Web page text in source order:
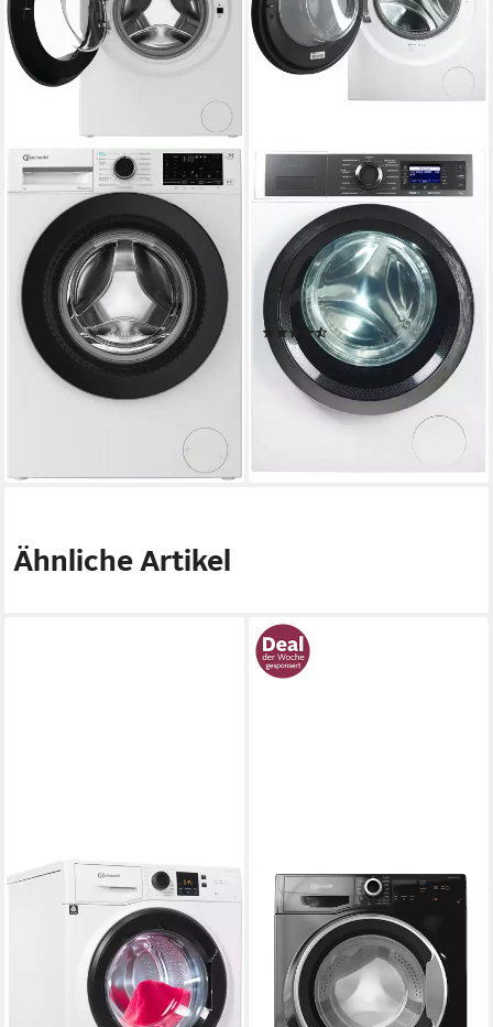
BAUKNECHT
Waschmaschine B W 9A30
9 kg
Kapazität Waschen
72 dB(A) Betriebsgeräusch
1400 U/min
Schleuderdrehzahl
Produktdatenblatt
479,00 € UVP629,00 €
17,19 €
mtl. in 36 Raten
lieferbar - in 4-5 Werktagen bei dir
BAUKNECHT
Waschmaschine B7 99
SILENCE DE
9 kg Kapazität Waschen
72 dB(A) Betriebsgeräusch
1400 U/min Schleuderdrehzahl
Produktdatenblatt
(8)
649,00 € UVP979,00 €
18,84 €mtl. in 48 Raten
lieferbar - in 2-3 Werktagen bei dir
Ähnliche Artikel